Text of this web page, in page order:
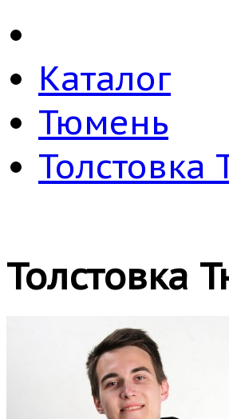
Каталог
Тюмень
Толстовка